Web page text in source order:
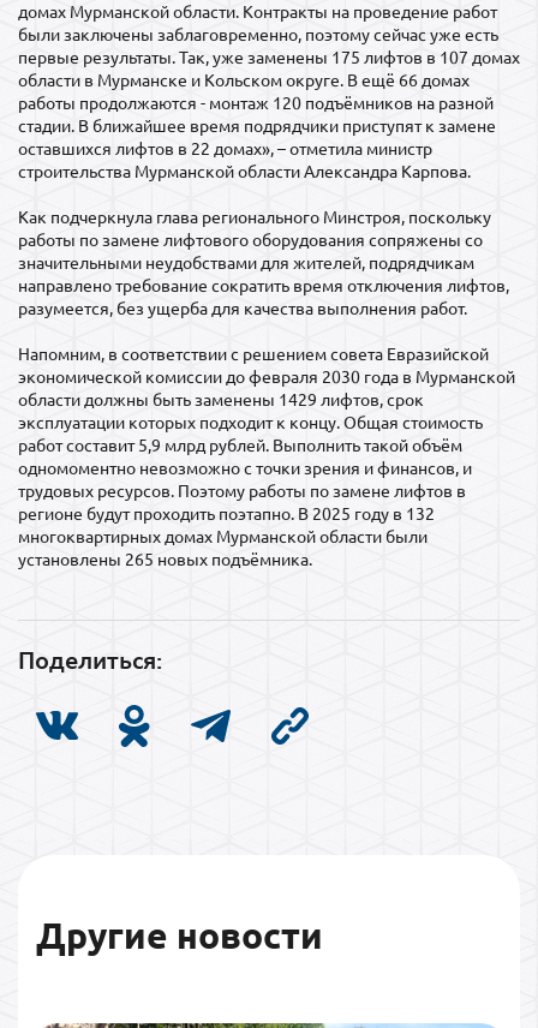
домах Мурманской области. Контракты на проведение работ
были заключены заблаговременно, поэтому сейчас уже есть
первые результаты. Так, уже заменены 175 лифтов в 107 домах
области в Мурманске и Кольском округе. В ещё 66 домах
работы продолжаются - монтаж 120 подъёмников на разной
стадии. В ближайшее время подрядчики приступят к замене
оставшихся лифтов в 22 домах», – отметила министр
строительства Мурманской области Александра Карпова.
Как подчеркнула глава регионального Минстроя, поскольку
работы по замене лифтового оборудования сопряжены со
значительными неудобствами для жителей, подрядчикам
направлено требование сократить время отключения лифтов,
разумеется, без ущерба для качества выполнения работ.
Напомним, в соответствии с решением совета Евразийской
экономической комиссии до февраля 2030 года в Мурманской
области должны быть заменены 1429 лифтов, срок
эксплуатации которых подходит к концу. Общая стоимость
работ составит 5,9 млрд рублей. Выполнить такой объём
одномоментно невозможно с точки зрения и финансов, и
трудовых ресурсов. Поэтому работы по замене лифтов в
регионе будут проходить поэтапно. В 2025 году в 132
многоквартирных домах Мурманской области были
установлены 265 новых подъёмника.
Поделиться:
Другие новости